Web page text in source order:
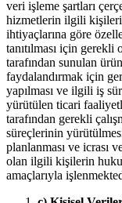
veri işleme şartları
hizmetlerin ilgili
ihtiyaçlarına göre
tanıtılması için gerekli
tarafından sunulan
faydalandırmak için
yapılması ve ilgili iş
yürütülen ticari
tarafından gerekli
süreçlerinin
planlanması ve icrası
olan ilgili kişilerin
amaçlarıyla